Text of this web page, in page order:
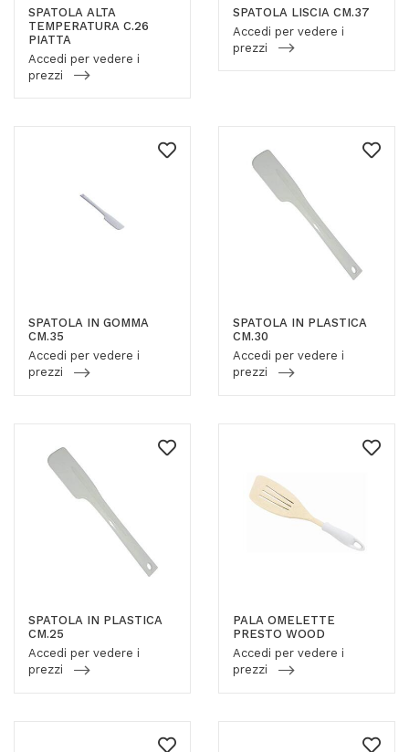
SPATOLA ALTA
TEMPERATURA C.26
PIATTA
Accedi per vedere i
prezzi
SPATOLA LISCIA CM.37
Accedi per vedere i
prezzi
SPATOLA IN GOMMA
CM.35
Accedi per vedere i
prezzi
SPATOLA IN PLASTICA
CM.30
Accedi per vedere i
prezzi
SPATOLA IN PLASTICA
CM.25
Accedi per vedere i
prezzi
PALA OMELETTE
PRESTO WOOD
Accedi per vedere i
prezzi